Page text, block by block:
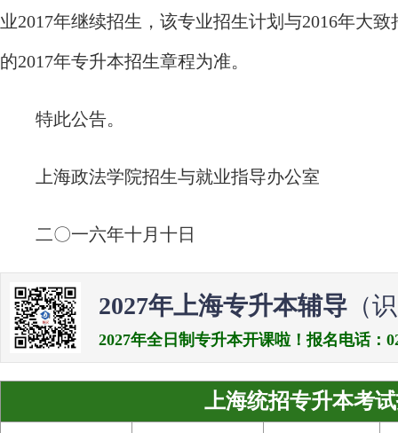
业2017年继续招生，该专业招生计划与2016年大
的2017年专升本招生章程为准。
特此公告。
上海政法学院招生与就业指导办公室
二〇一六年十月十日
2027年上海专升本辅导 （
2027年全日制专升本开课啦！报名电话：
上海统招专升本考